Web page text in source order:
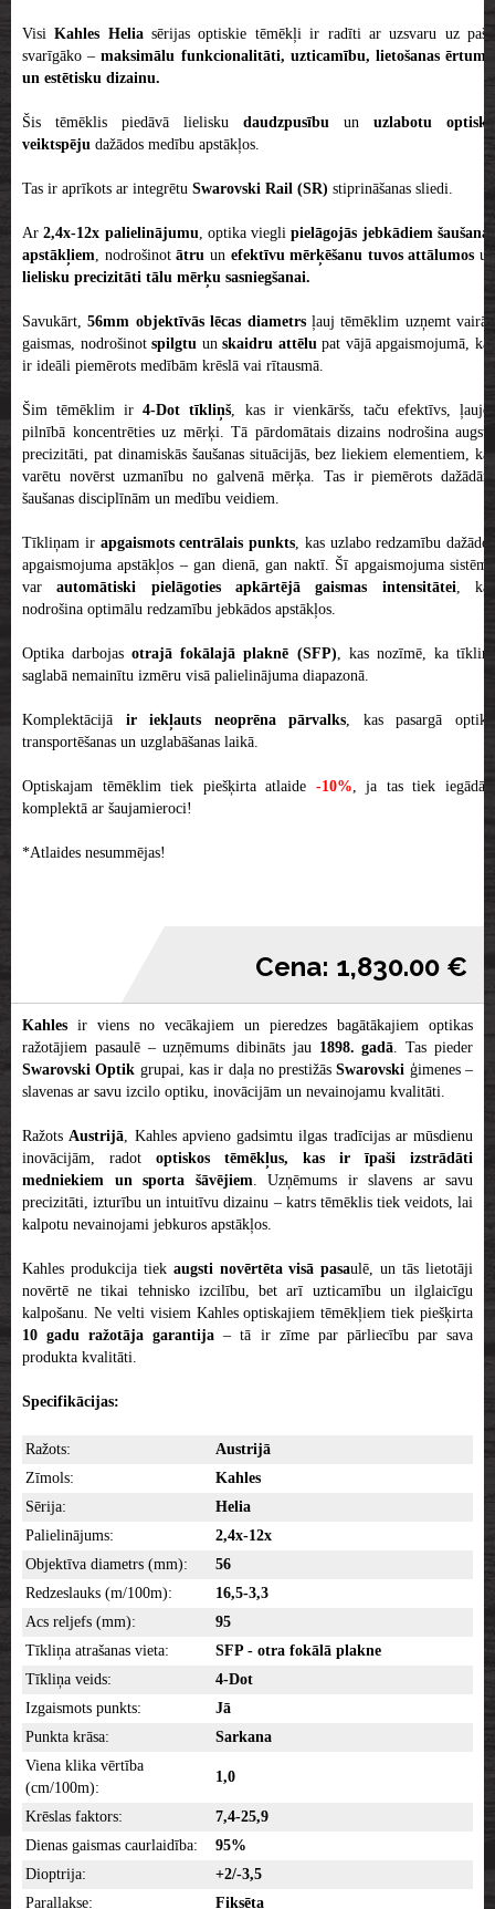
VisiKahles Heliasērijas optiskie tēmēkļi ir radīti ar uzsvaru uz pašu
svarīgāko –maksimālu funkcionalitāti, uzticamību, lietošanas ērtumu
un estētisku dizainu.
Šis tēmēklis piedāvā lielisku daudzpusību un uzlabotu optisko
veiktspēju dažādos medību apstākļos.
Tas ir aprīkots ar integrētu Swarovski Rail (SR) stiprināšanas sliedi.
Ar2,4x-12x palielinājumu , optika vieglipielāgojās jebkādiem šaušanas
apstākļiem , nodrošinotātru un efektīvu mērķēšanu tuvos attālumos un
lielisku precizitāti tālu mērķu sasniegšanai.
Savukārt,56mm objektīvās lēcas diametrsļauj tēmēklim uzņemt vairāk
gaismas, nodrošinotspilgtu unskaidru attēlu pat vājā apgaismojumā, kas
ir ideāli piemērots medībām krēslā vai rītausmā.
Šim tēmēklim ir4-Dot tīkliņš , kas ir vienkāršs, taču efektīvs, ļaujot
pilnībā koncentrēties uz mērķi. Tā pārdomātais dizains nodrošina augstu
precizitāti, pat dinamiskās šaušanas situācijās, bez liekiem elementiem, kas
varētu novērst uzmanību no galvenā mērķa. Tas ir piemērots dažādām
šaušanas disciplīnām un medību veidiem.
Tīkliņam ir apgaismots centrālais punkts , kas uzlabo redzamību dažādos
apgaismojuma apstākļos – gan dienā, gan naktī. Šī apgaismojuma sistēma
varautomātiski pielāgoties apkārtējā gaismas intensitātei , kas
nodrošina optimālu redzamību jebkādos apstākļos.
Optika darbojasotrajā fokālajā plaknē (SFP) , kas nozīmē, ka tīkliņš
saglabā nemainītu izmēru visā palielinājuma diapazonā.
Komplektācijā ir iekļauts neoprēna pārvalks , kas pasargā optiku
transportēšanas un uzglabāšanas laikā.
Optiskajam tēmēklim tiek piešķirta atlaide -10% , ja tas tiek iegādāts
komplektā ar šaujamieroci!
*Atlaides nesummējas!
Cena: 1,830.00 €
Kahles ir viens no vecākajiem un pieredzes bagātākajiem optikas
ražotājiem pasaulē – uzņēmums dibināts jau 1898. gadā . Tas pieder
Swarovski Optik grupai, kas ir daļa no prestižāsSwarovski ģimenes –
slavenas ar savu izcilo optiku, inovācijām un nevainojamu kvalitāti.
Ražots Austrijā , Kahles apvieno gadsimtu ilgas tradīcijas ar mūsdienu
inovācijām, radot optiskos tēmēkļus, kas ir īpaši izstrādāti
medniekiem un sporta šāvējiem . Uzņēmums ir slavens ar savu
precizitāti, izturību un intuitīvu dizainu – katrs tēmēklis tiek veidots, lai
kalpotu nevainojami jebkuros apstākļos.
Kahles produkcija tiek augsti novērtēta visā pasaulē, un tās lietotāji
novērtē ne tikai tehnisko izcilību, bet arī uzticamību un ilglaicīgu
kalpošanu. Ne velti visiem Kahles optiskajiem tēmēkļiem tiek piešķirta
10 gadu ražotāja garantija – tā ir zīme par pārliecību par sava
produkta kvalitāti.
Specifikācijas:
Ražots:
Austrijā
Zīmols:
Kahles
Sērija:
Helia
Palielinājums:
2,4x-12x
Objektīva diametrs (mm):
56
Redzeslauks (m/100m):
16,5-3,3
Acs reljefs (mm):
95
Tīkliņa atrašanas vieta:
SFP - otra fokālā plakne
Tīkliņa veids:
4-Dot
Izgaismots punkts:
Jā
Punkta krāsa:
Sarkana
Viena klika vērtība
(cm/100m):
1,0
Krēslas faktors:
7,4-25,9
Dienas gaismas caurlaidība:
95%
Dioptrija:
+2/-3,5
Parallakse:
Fiksēta